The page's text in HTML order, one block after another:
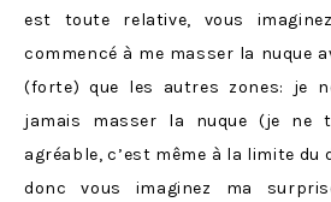
est toute relative, vous
commencé à me masser la nuque
(forte) que les autres zones: je
jamais masser la nuque (je ne
agréable, c’est même à la limite du
donc vous imaginez ma